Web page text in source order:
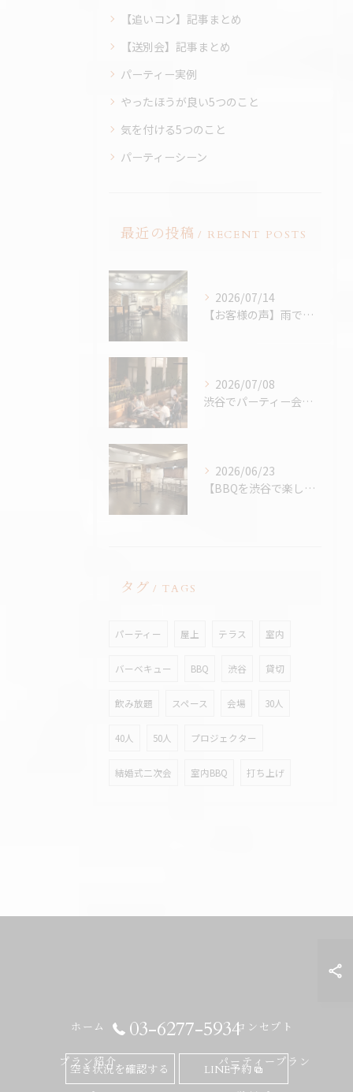
【追いコン】記事まとめ
【送別会】記事まとめ
パーティー実例
やったほうが良い5つのこと
気を付ける5つのこと
パーティーシーン
最近の投稿 RECENT POSTS
2026/07/14
【お客様の声】雨でも最高のBBQに。「外より楽しかった！」と嬉しいお声をいただきました
2026/07/08
渋谷でパーティー会場を探すコツ完全版｜パーティープランナー歴24年の筆者が解説
2026/06/23
【BBQを渋谷で楽しむなら、熱中症対策万全の室内BBQ！貸切...
タグ TAGS
パーティー 屋上 テラス 室内
バーベキュー BBQ 渋谷 貸切
飲み放題 スペース 会場 30人
40人 50人 プロジェクター
結婚式二次会 室内BBQ 打ち上げ
03-6277-5934
空き状況を確認する LINE予約
ホーム コンセプト
プラン紹介 パーティープラン